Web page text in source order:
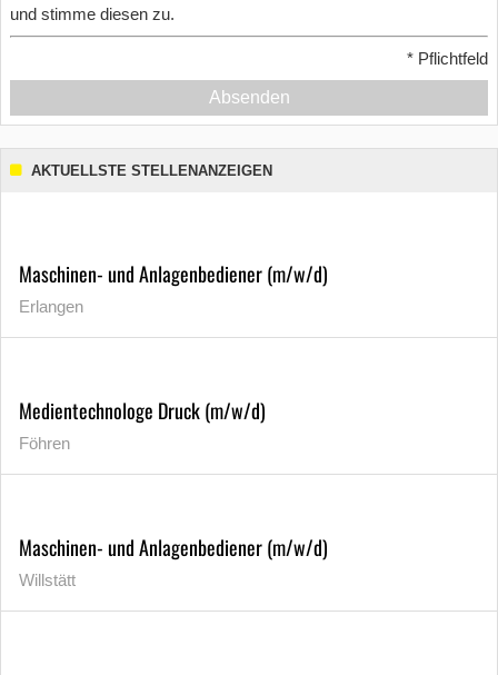
und stimme diesen zu.
* Pflichtfeld
Absenden
AKTUELLSTE STELLENANZEIGEN
Maschinen- und Anlagenbediener (m/w/d)
Erlangen
Medientechnologe Druck (m/w/d)
Föhren
Maschinen- und Anlagenbediener (m/w/d)
Willstätt